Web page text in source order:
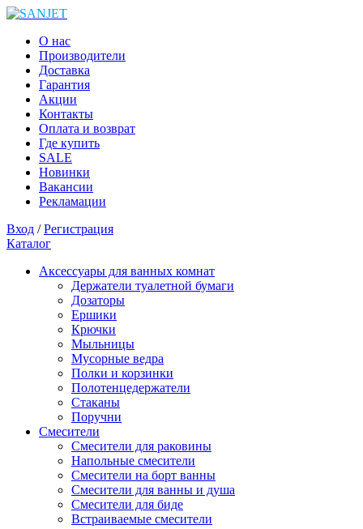
О нас
Производители
Доставка
Гарантия
Акции
Контакты
Оплата и возврат
Где купить
SALE
Новинки
Вакансии
Рекламации
Вход /Регистрация
Каталог
Аксессуары для ванных комнат
Держатели туалетной бумаги
Дозаторы
Ершики
Крючки
Мыльницы
Мусорные ведра
Полки и корзинки
Полотенцедержатели
Стаканы
Поручни
Смесители
Смесители для раковины
Напольные смесители
Смесители на борт ванны
Смесители для ванны и душа
Смесители для биде
Встраиваемые смесители